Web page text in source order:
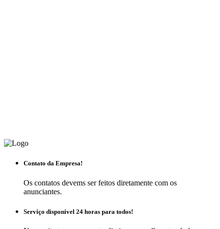
Contato da Empresa!
Os contatos devems ser feitos diretamente com os
anunciantes.
Serviço disponivel 24 horas para todos!